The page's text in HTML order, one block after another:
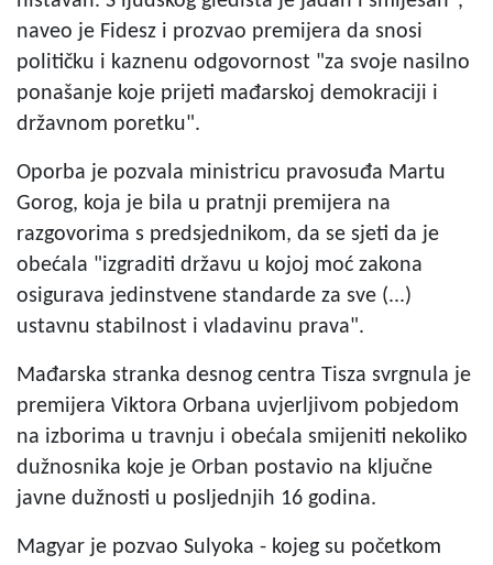
naveo je Fidesz i prozvao premijera da snosi
političku i kaznenu odgovornost "za svoje nasilno
ponašanje koje prijeti mađarskoj demokraciji i
državnom poretku".
Oporba je pozvala ministricu pravosuđa Martu
Gorog, koja je bila u pratnji premijera na
razgovorima s predsjednikom, da se sjeti da je
obećala "izgraditi državu u kojoj moć zakona
osigurava jedinstvene standarde za sve (...)
ustavnu stabilnost i vladavinu prava".
Mađarska stranka desnog centra Tisza svrgnula je
premijera Viktora Orbana uvjerljivom pobjedom
na izborima u travnju i obećala smijeniti nekoliko
dužnosnika koje je Orban postavio na ključne
javne dužnosti u posljednjih 16 godina.
Magyar je pozvao Sulyoka - kojeg su početkom